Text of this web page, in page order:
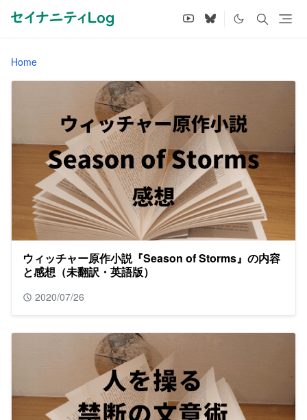
Home
ウィッチャー原作小説『Season of Storms』の内容
と感想（未翻訳・英語版）
2020/07/26